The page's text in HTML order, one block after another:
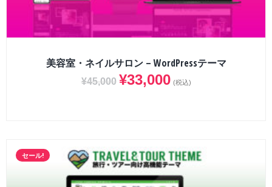
美容室・ネイルサロン – WordPressテーマ
¥45,000 ¥33,000 (税込)
セール!